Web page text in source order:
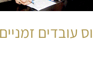
עובדים